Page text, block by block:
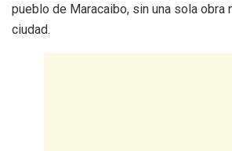
pueblo de Maracaibo, sin una sola obra
ciudad.